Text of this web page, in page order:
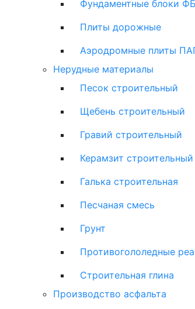
Фундаментные блоки
Плиты дорожные
Аэродромные плиты
Нерудные материалы
Песок строительный
Щебень строительный
Гравий строительный
Керамзит строительный
Галька строительная
Песчаная смесь
Грунт
Противогололедные
Строительная глина
Производство асфальта